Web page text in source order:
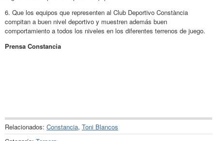
6. Que los equipos que representen al Club Deportivo Constància
compitan a buen nivel deportivo y muestren además buen
comportamiento a todos los niveles en los diferentes terrenos de juego.
Prensa Constancia
Relacionados: Constancia, Toni Blancos